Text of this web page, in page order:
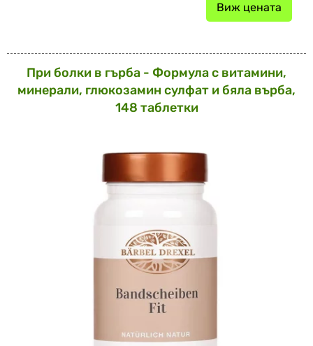
Виж цената
При болки в гърба - Формула с витамини,
минерали, глюкозамин сулфат и бяла върба,
148 таблетки